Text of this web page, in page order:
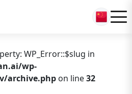
WP_Error::$slug in
wp-
archive.php on line32